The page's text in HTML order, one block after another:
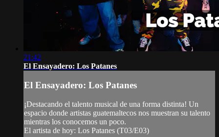
21:42
El Ensayadero: Los Patanes
El Ensayadero: Los Patanes
¡Destacando el talento musical de una forma distinta! Un
espacio donde artistas guatemaltecos nos muestran su talento
mientras los conocemos un poco.
El artista de hoy: Los Patanes (T03/E03)